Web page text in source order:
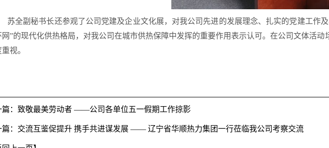
苏全副秘书长还参观了公司党建及企业文化展，对我公司先进的发展理念、扎实的党建工作
网”的现代化供热格局，对我公司在城市供热保障中发挥的重要作用表示认可。在公司文体活
视。
篇：致敬最美劳动者 ——公司各单位五一假期工作掠影
篇：交流互鉴促提升 携手共进谋发展 —— 辽宁省华顺热力集团一行莅临我公司考察交流